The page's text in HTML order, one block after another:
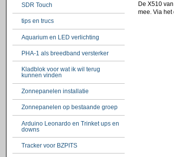
SDR Touch
tips en trucs
Aquarium en LED verlichting
PHA-1 als breedband versterker
Kladblok voor wat ik wil terug
kunnen vinden
Zonnepanelen installatie
Zonnepanelen op bestaande groep
Arduino Leonardo en Trinket ups en
downs
Tracker voor BZPITS
De X510
mee. Via het